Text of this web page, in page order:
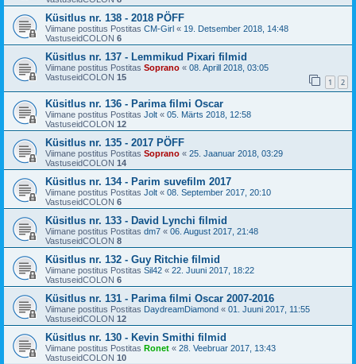
Küsitlus nr. 138 - 2018 PÖFF
Viimane postitus Postitas CM-Girl « 19. Detsember 2018, 14:48
VastuseidCOLON 6
Küsitlus nr. 137 - Lemmikud Pixari filmid
Viimane postitus Postitas Soprano « 08. Aprill 2018, 03:05
VastuseidCOLON 15 1 2
Küsitlus nr. 136 - Parima filmi Oscar
Viimane postitus Postitas Jolt « 05. Märts 2018, 12:58
VastuseidCOLON 12
Küsitlus nr. 135 - 2017 PÖFF
Viimane postitus Postitas Soprano « 25. Jaanuar 2018, 03:29
VastuseidCOLON 14
Küsitlus nr. 134 - Parim suvefilm 2017
Viimane postitus Postitas Jolt « 08. September 2017, 20:10
VastuseidCOLON 6
Küsitlus nr. 133 - David Lynchi filmid
Viimane postitus Postitas dm7 « 06. August 2017, 21:48
VastuseidCOLON 8
Küsitlus nr. 132 - Guy Ritchie filmid
Viimane postitus Postitas Sil42 « 22. Juuni 2017, 18:22
VastuseidCOLON 6
Küsitlus nr. 131 - Parima filmi Oscar 2007-2016
Viimane postitus Postitas DaydreamDiamond « 01. Juuni 2017, 11:55
VastuseidCOLON 12
Küsitlus nr. 130 - Kevin Smithi filmid
Viimane postitus Postitas Ronet « 28. Veebruar 2017, 13:43
VastuseidCOLON 10